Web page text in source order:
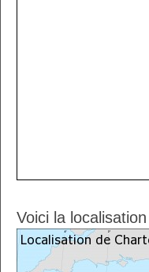
Voici la